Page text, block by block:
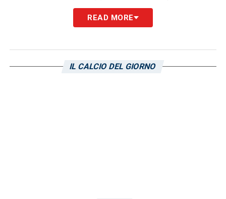
squadra isolana torna in campo nella
giornata di venerdì contro ilPerugia
Curi, ma allo stesso tempo potrebbe
READ MORE
IL CALCIO DEL GIORNO